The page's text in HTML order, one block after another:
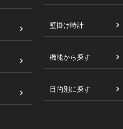
壁掛け時計
機能から探す
目的別に探す